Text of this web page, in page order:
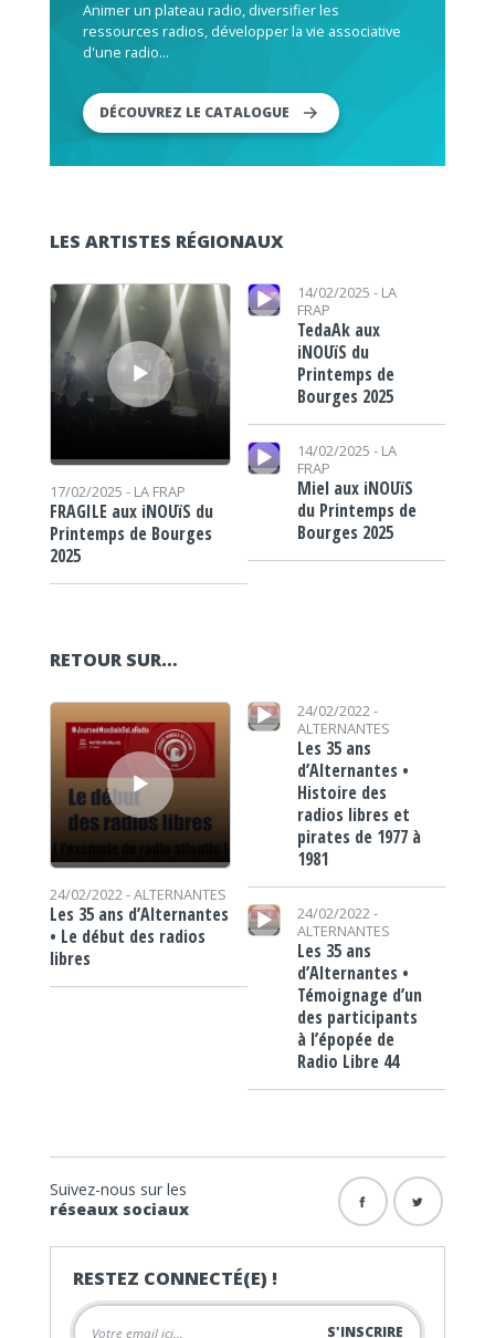
Animer un plateau radio, diversifier les
ressources radios, développer la vie associative
d'une radio...
DÉCOUVREZ LE CATALOGUE
LES ARTISTES RÉGIONAUX
Lecteur audio
17/02/2025 - LA FRAP
FRAGILE aux iNOUïS du
Printemps de Bourges
2025
Lecteur audio 14/02/2025 - LA
FRAP
TedaAk aux
iNOUïS du
Printemps de
Bourges 2025
Lecteur audio
14/02/2025 - LA
FRAP
Miel aux iNOUïS
du Printemps de
Bourges 2025
RETOUR SUR…
Lecteur audio
24/02/2022 -ALTERNANTES
Les 35 ans d’Alternantes
• Le début des radios
libres
Lecteur audio
24/02/2022 -
ALTERNANTES
Les 35 ans
d’Alternantes •
Histoire des
radios libres et
pirates de 1977 à
1981
Lecteur audio
24/02/2022 -
ALTERNANTES
Les 35 ans
d’Alternantes •
Témoignage d’un
des participants
à l’épopée de
Radio Libre 44
Suivez-nous sur les
réseaux sociaux
RESTEZ CONNECTÉ(E) !